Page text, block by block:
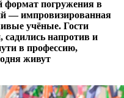
формат погружения в
— импровизированная
учёные. Гости
садились напротив и
в профессию,
живут